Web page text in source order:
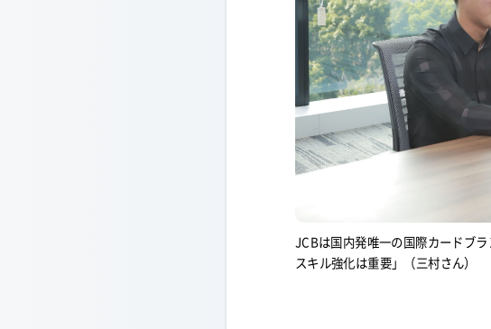
JCBは国内発唯一の国際カードブ
スキル強化は重要」（三村さん）